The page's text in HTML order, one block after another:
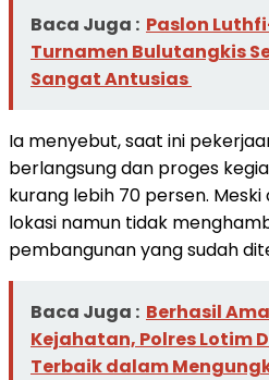
Baca Juga : Paslon
Turnamen Bulutangkis
Sangat Antusias
Ia menyebut, saat ini
berlangsung dan proges
kurang lebih 70 persen.
lokasi namun tidak
pembangunan yang sudah
Baca Juga : Berhasil
Kejahatan, Polres Lotim
Terbaik dalam